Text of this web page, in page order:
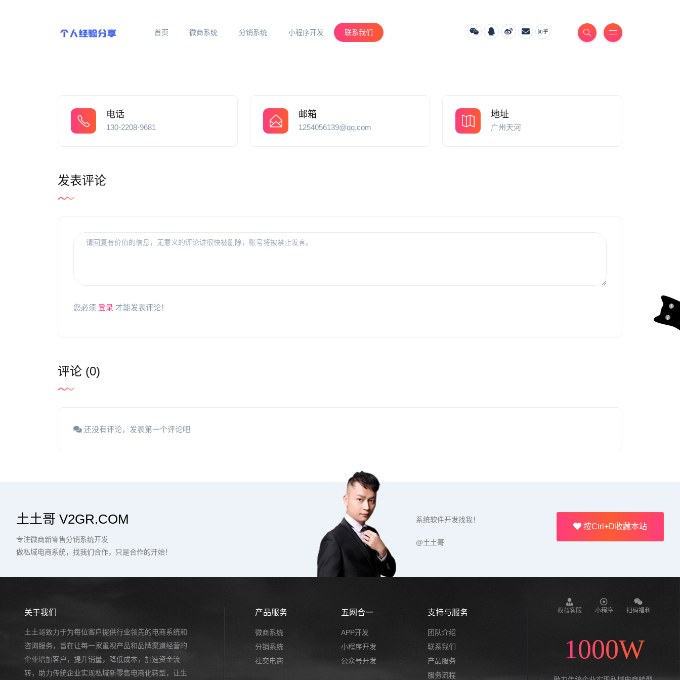
首页 微商系统 分销系统 小程序开发 联系我们
电话
130-2208-9681
邮箱
1254056139@qq.com
地址
广州天河
发表评论
您必须 登录 才能发表评论！
评论 (0)
还没有评论，发表第一个评论吧
土土哥 V2GR.COM
专注微商新零售分销系统开发
做私域电商系统，找我们合作，只是合作的开始！
按Ctrl+D收藏本站
系统软件开发找我！
@土土哥
关于我们
土土哥致力于为每位客户提供行业领先的电商系统和
咨询服务，旨在让每一家重视产品和品牌渠道经营的
企业增加客户，提升销量，降低成本，加速资金流
转，助力传统企业实现私域新零售电商化转型，让生
产品服务
微商系统
分销系统
社交电商
五网合一
APP开发
小程序开发
公众号开发
支持与服务
团队介绍
联系我们
产品服务
服务流程
权益客服 小程序 扫码福利
1000W